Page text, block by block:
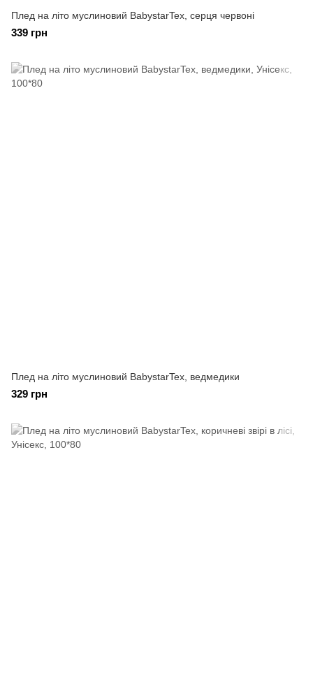
Плед на літо муслиновий BabystarTex, серця червоні
339 грн
Плед на літо муслиновий BabystarTex, ведмедики
329 грн